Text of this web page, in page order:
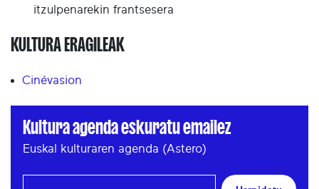
itzulpenarekin frantsesera
KULTURA ERAGILEAK
Cinévasion
Kultura agenda eskuratu emailez
Euskal kulturaren agenda (Astero)